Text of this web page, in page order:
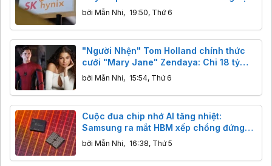
nhiệt trước năm 2028
bởi Mẫn Nhi, 19:50, Thứ 6
"Người Nhện" Tom Holland chính thức
cưới "Mary Jane" Zendaya: Chi 18 tỷ
bao trọn điền trang, khách đến dự không
được mang điện thoại
bởi Mẫn Nhi, 15:54, Thứ 6
Cuộc đua chip nhớ AI tăng nhiệt:
Samsung ra mắt HBM xếp chồng đứng
và NAND 400 lớp
bởi Mẫn Nhi, 16:38, Thứ 5